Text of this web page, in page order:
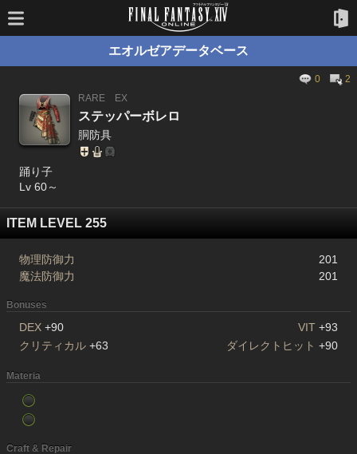
エオルゼアデータベース
0
2
RARE
EX
ステッパーボレロ
胴防具
踊り子
Lv 60～
ITEM LEVEL 255
物理防御力
201
魔法防御力
201
Bonuses
DEX +90 VIT +93
クリティカル +63 ダイレクトヒット +90
Materia
Craft & Repair